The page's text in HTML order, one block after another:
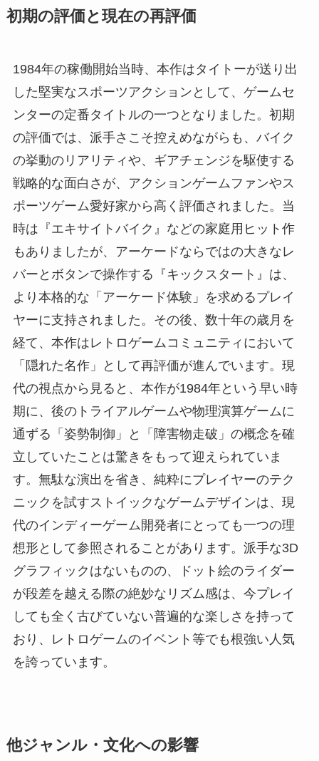
初期の評価と現在の再評価
1984年の稼働開始当時、本作はタイトーが送り出
した堅実なスポーツアクションとして、ゲームセ
ンターの定番タイトルの一つとなりました。初期
の評価では、派手さこそ控えめながらも、バイク
の挙動のリアリティや、ギアチェンジを駆使する
戦略的な面白さが、アクションゲームファンやス
ポーツゲーム愛好家から高く評価されました。当
時は『エキサイトバイク』などの家庭用ヒット作
もありましたが、アーケードならではの大きなレ
バーとボタンで操作する『キックスタート』は、
より本格的な「アーケード体験」を求めるプレイ
ヤーに支持されました。その後、数十年の歳月を
経て、本作はレトロゲームコミュニティにおいて
「隠れた名作」として再評価が進んでいます。現
代の視点から見ると、本作が1984年という早い時
期に、後のトライアルゲームや物理演算ゲームに
通ずる「姿勢制御」と「障害物走破」の概念を確
立していたことは驚きをもって迎えられていま
す。無駄な演出を省き、純粋にプレイヤーのテク
ニックを試すストイックなゲームデザインは、現
代のインディーゲーム開発者にとっても一つの理
想形として参照されることがあります。派手な3D
グラフィックはないものの、ドット絵のライダー
が段差を越える際の絶妙なリズム感は、今プレイ
しても全く古びていない普遍的な楽しさを持って
おり、レトロゲームのイベント等でも根強い人気
を誇っています。
他ジャンル・文化への影響